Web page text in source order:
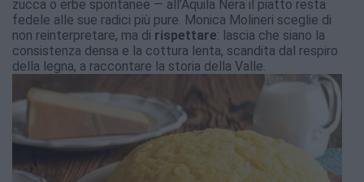
zucca o erbe spontanee — all’Aquila Nera il piatto resta
fedele alle sue radici più pure. Monica Molineri sceglie di
non reinterpretare, ma di rispettare: lascia che siano la
consistenza densa e la cottura lenta, scandita dal respiro
della legna, a raccontare la storia della Valle.